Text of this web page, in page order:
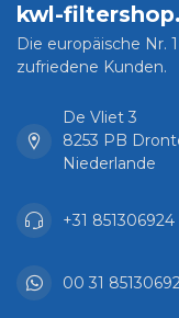
kwl-
Die europäische Nr.
zufriedene Kunden.
De Vliet 3
8253 PB
Niederlande
+31 851306924
00 31